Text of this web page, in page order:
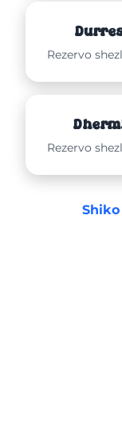
Rezervo
Rezervo